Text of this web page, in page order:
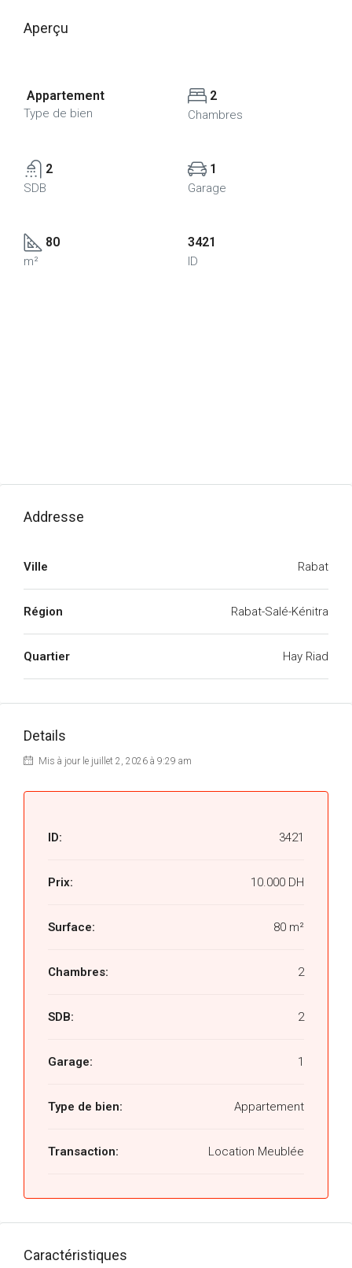
Aperçu
Appartement
Type de bien
2
Chambres
2
SDB
1
Garage
80
m²
3421
ID
Addresse
Ville Rabat
Région Rabat-Salé-Kénitra
Quartier Hay Riad
Details
Mis à jour le juillet 2, 2026 à 9:29 am
ID: 3421
Prix: 10.000 DH
Surface: 80 m²
Chambres: 2
SDB: 2
Garage: 1
Type de bien: Appartement
Transaction: Location Meublée
Caractéristiques